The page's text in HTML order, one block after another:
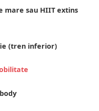
mare sau HIIT extins
(tren inferior)